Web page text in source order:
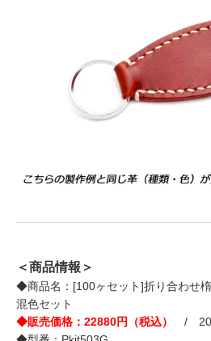
＜商品情報＞
◆商品名：[100ヶセット]折り合わせ
混色セット
◆販売価格：22880円（税込）
/